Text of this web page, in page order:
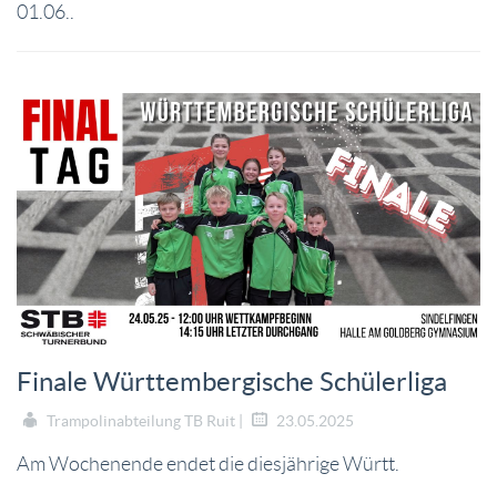
01.06..
Finale Württembergische Schülerliga
Trampolinabteilung TB Ruit | 23.05.2025
Am Wochenende endet die diesjährige Württ.